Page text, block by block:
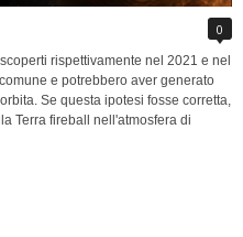
0
rispettivamente nel 2021 e nel
e potrebbero aver generato
Se questa ipotesi fosse corretta,
Terra fireball nell'atmosfera di